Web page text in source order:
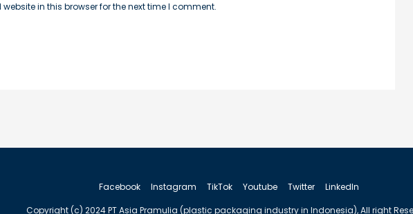
in this browser for the next time I comment.
Facebook Instagram TikTok Youtube Twitter
LinkedIn
Copyright (c) 2024 PT Asia Pramulia (plastic packaging industry in Indonesia), All right